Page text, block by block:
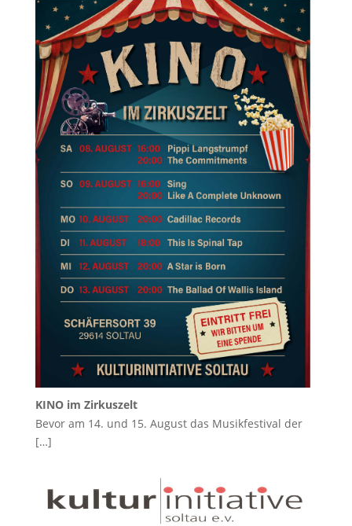
KINO im Zirkuszelt
Bevor am 14. und 15. August das Musikfestival der
[…]